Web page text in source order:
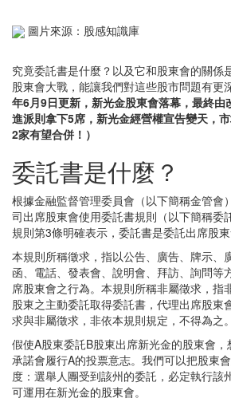
圖片來源：股感知識庫
究竟委託書是什麼？以及它和股東會的關係
股東會大戰，能讓我們對這些股市問題有更
年6月9日更新，新光金股東會落幕，最終由
進派則拿下5席，新光金經營權宣告變天，
2家有望合併！）
委託書是什麼？
根據金融監督管理委員會（以下簡稱金管會
司出席股東會使用委託書規則（以下簡稱委
規則第3條明確表示，委託書是委託出席股東
本規則所稱徵求，指以公告、廣告、牌示、
函、電話、發表會、說明會、拜訪、詢問等
席股東會之行為。本規則所稱非屬徵求，指
股東之主動委託取得委託書，代理出席股東
求與非屬徵求，非依本規則規定，不得為之。
假使A股東委託B股東出席新光金的股東會，
承諾會履行A的投票意志。我們可以把股東
度：選舉人團受到該州的委託，必定執行該
可運用在新光金的股東會。